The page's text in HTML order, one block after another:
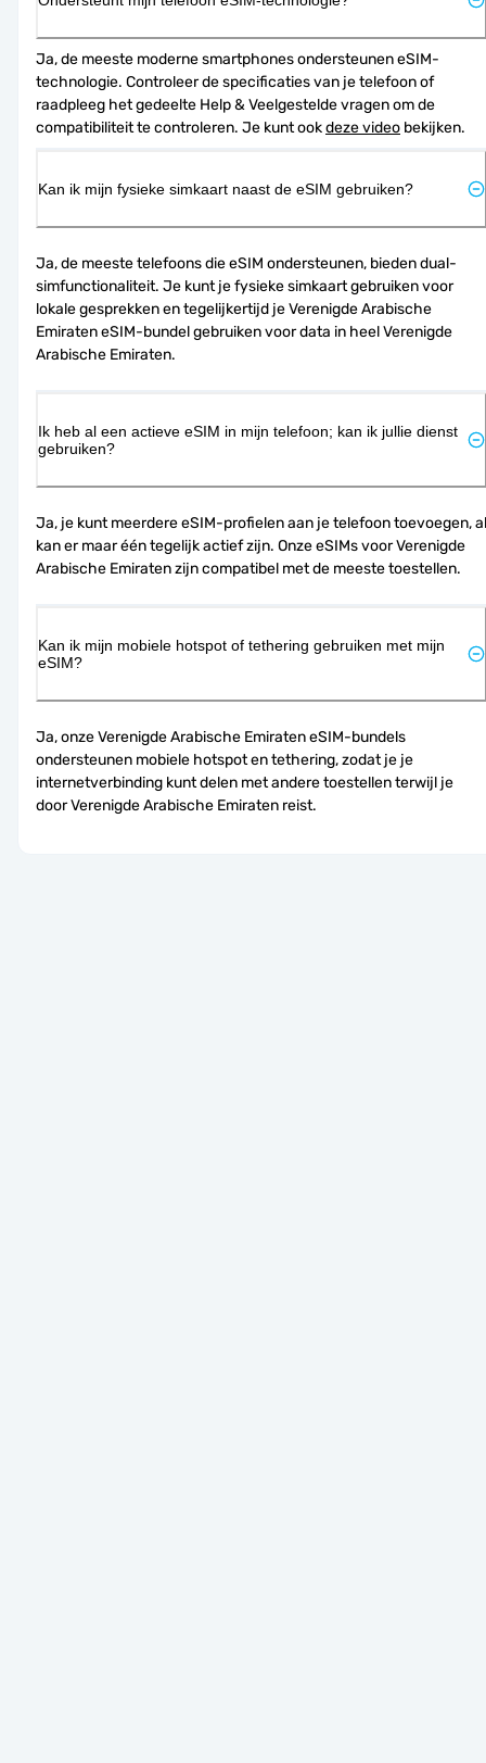
Ja, de meeste moderne smartphones ondersteunen eSIM-
technologie. Controleer de specificaties van je telefoon of
raadpleeg het gedeelte Help & Veelgestelde vragen om de
compatibiliteit te controleren. Je kunt ook deze video bekijken.
Kan ik mijn fysieke simkaart naast de eSIM gebruiken?
Ja, de meeste telefoons die eSIM ondersteunen, bieden dual-
simfunctionaliteit. Je kunt je fysieke simkaart gebruiken voor
lokale gesprekken en tegelijkertijd je Verenigde Arabische
Emiraten eSIM-bundel gebruiken voor data in heel Verenigde
Arabische Emiraten.
Ik heb al een actieve eSIM in mijn telefoon; kan ik jullie dienst
gebruiken?
Ja, je kunt meerdere eSIM-profielen aan je telefoon toevoegen, al
kan er maar één tegelijk actief zijn. Onze eSIMs voor Verenigde
Arabische Emiraten zijn compatibel met de meeste toestellen.
Kan ik mijn mobiele hotspot of tethering gebruiken met mijn
eSIM?
Ja, onze Verenigde Arabische Emiraten eSIM-bundels
ondersteunen mobiele hotspot en tethering, zodat je je
internetverbinding kunt delen met andere toestellen terwijl je
door Verenigde Arabische Emiraten reist.